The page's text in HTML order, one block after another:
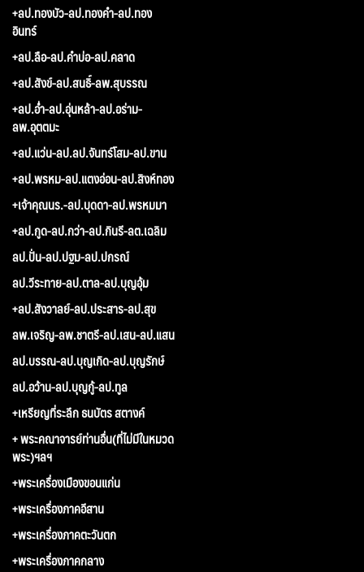
+ลป.ทองบัว-ลป.ทองคำ-ลป.ทอง
อินทร์
+ลป.ลือ-ลป.คำบ่อ-ลป.คลาด
+ลป.สังข์-ลป.สนธิ์-ลพ.สุบรรณ
+ลป.อ่ำ-ลป.อุ่นหล้า-ลป.อร่าม-
ลพ.อุตตมะ
+ลป.แว่น-ลป.ลป.จันทร์โสม-ลป.ขาน
+ลป.พรหม-ลป.แตงอ่อน-ลป.สิงห์ทอง
+เจ้าคุณนร.-ลป.บุดดา-ลป.พรหมมา
+ลป.กูด-ลป.กว่า-ลป.กินรี-ลต.เฉลิม
ลป.ปั่น-ลป.ปฐม-ลป.ปกรณ์
ลป.วีระทาย-ลป.ตาล-ลป.บุญอุ้ม
+ลป.สังวาลย์-ลป.ประสาร-ลป.สุข
ลพ.เจริญ-ลพ.ชาตรี-ลป.เสน-ลป.แสน
ลป.บรรณ-ลป.บุญเกิด-ลป.บุญรักษ์
ลป.อว้าน-ลป.บุญกู้-ลป.ทูล
+เหรียญที่ระลึก ธนบัตร สตางค์
+ พระคณาจารย์ท่านอื่น(ที่ไม่มีในหมวด
พระ)ฯลฯ
+พระเครื่องเมืองขอนแก่น
+พระเครื่องภาคอีสาน
+พระเครื่องภาคตะวันตก
+พระเครื่องภาคกลาง